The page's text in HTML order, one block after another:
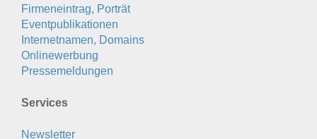
Firmeneintrag, Porträt
Eventpublikationen
Internetnamen, Domains
Onlinewerbung
Pressemeldungen
Services
Newsletter